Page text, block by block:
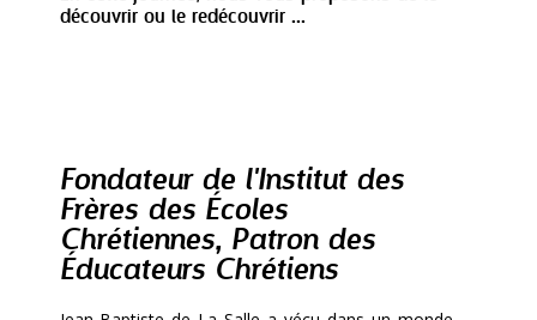
découvrir ou le redécouvrir ...
Fondateur de l'Institut des
Frères des Écoles
Chrétiennes, Patron des
Éducateurs Chrétiens